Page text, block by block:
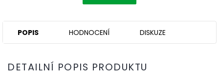
POPIS HODNOCENÍ DISKUZE
DETAILNÍ POPIS PRODUKTU